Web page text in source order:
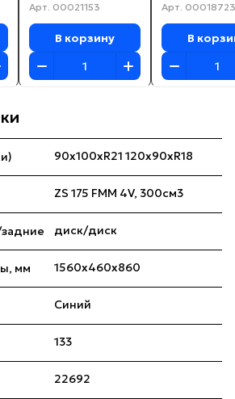
Арт. 00021153
В корзину
Арт. 00018723
В
90х100хR21 120х90хR18
ZS 175 FMM 4V, 300см3
диск/диск
мм 1560x460x860
Синий
133
22692